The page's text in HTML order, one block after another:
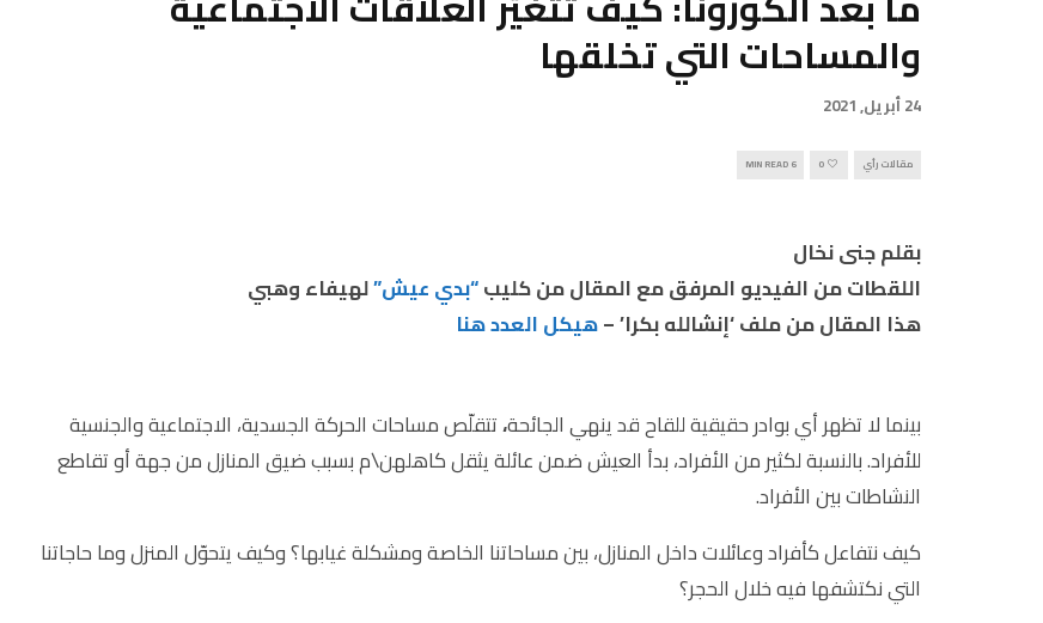
والمساحات التي تخلقها
24 أبريل, 2021
مقالات رأي 0
6 MIN READ
بقلم جنى نخال
اللقطات من الفيديو المرفق مع المقال من كليب“بدي عيش”لهيفاء وهبي
هذا المقال من ملف ‘إنشالله بكرا’ –هيكل العدد هنا
بينما لا تظهر أي بوادر حقيقية للقاح قد ينهي الجائحة،تتقلّص مساحات الحركة الجسدية، الاجتماعية والجنسية
للأفراد. بالنسبة لكثير من الأفراد، بدأ العيش ضمن عائلة يثقل كاهلهن\م بسبب ضيق المنازل من جهة أو تقاطع
النشاطات بين الأفراد.
كيف نتفاعل كأفراد وعائلات داخل المنازل، بين مساحاتنا الخاصة ومشكلة غيابها؟ وكيف يتحوّل المنزل وما حاجاتنا
التي نكتشفها فيه خلال الحجر؟